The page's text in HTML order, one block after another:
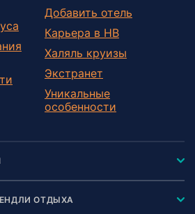
Добавить отель
Карьера в HB
Халяль круизы
Экстранет
Уникальные
особенности
ОТДЫХА